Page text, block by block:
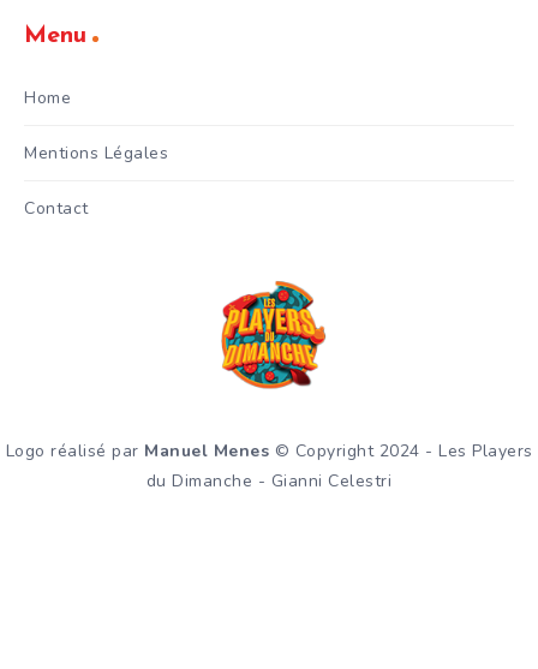
Menu
Home
Mentions Légales
Contact
Logo réalisé par Manuel Menes © Copyright 2024 - Les Players
du Dimanche - Gianni Celestri